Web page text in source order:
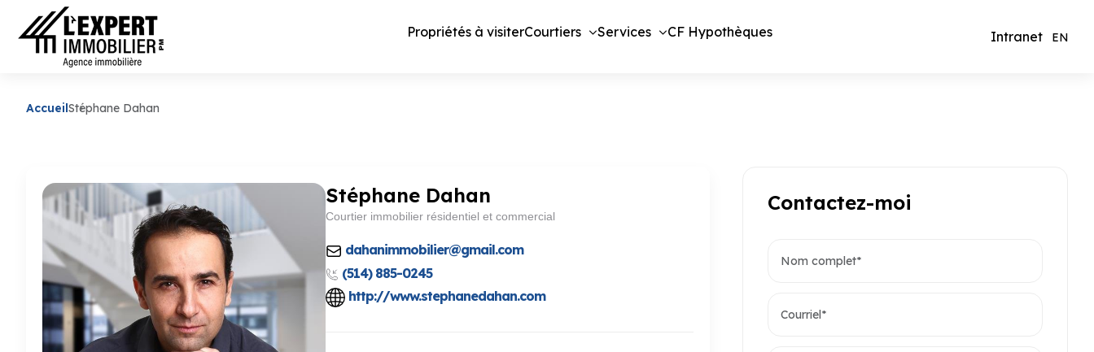
Propriétés à visiterCourtiers Services CF Hypothèques Intranet EN
AccueilStéphane Dahan
Stéphane Dahan
Courtier immobilier résidentiel et commercial
dahanimmobilier@gmail.com
(514) 885-0245
http://www.stephanedahan.com
Contactez-moi